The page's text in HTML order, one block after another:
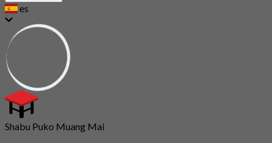
es
Shabu Puko Muang Mai